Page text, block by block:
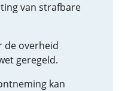
van strafbare
de overheid
geregeld.
kan